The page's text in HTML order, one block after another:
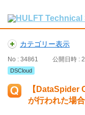
カテゴリー表示
No : 34861 公開日時 :
DSCloud
【DataSpider
が行われた場